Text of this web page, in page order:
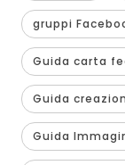
gruppi
Guida carta
Guida
Guida